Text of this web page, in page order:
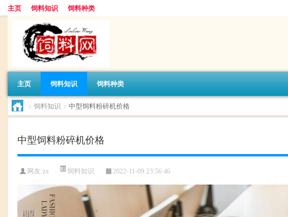
主页 饲料知识 饲料种类
主页 饲料知识 饲料种类
> 饲料知识 > 中型饲料粉碎机价格
中型饲料粉碎机价格
网友:zx 饲料知识 2022-11-09 23:56:46